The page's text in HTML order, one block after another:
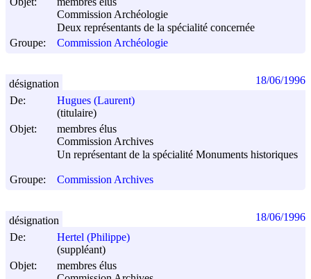
Commission Archéologie
Deux représentants de la spécialité concernée
Groupe:
Commission Archéologie
De:
Hugues (Laurent)
(titulaire)
Objet:
membres élus
Commission Archives
Un représentant de la spécialité Monuments historiques
Groupe: Commission Archives
désignation 18/06/1996
De:
Hertel (Philippe)
(suppléant)
Objet:
membres élus
désignation 18/06/1996